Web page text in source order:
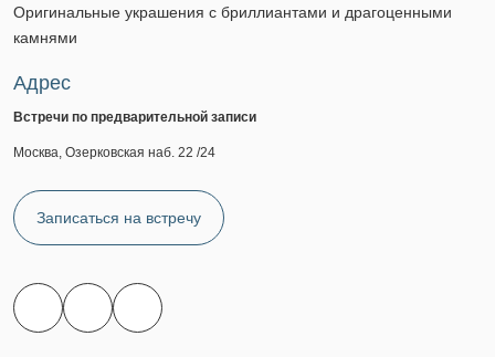
Оригинальные украшения с бриллиантами и драгоценными
камнями
Адрес
Встречи по предварительной записи
Москва, Озерковская наб. 22 /24
Записаться на встречу